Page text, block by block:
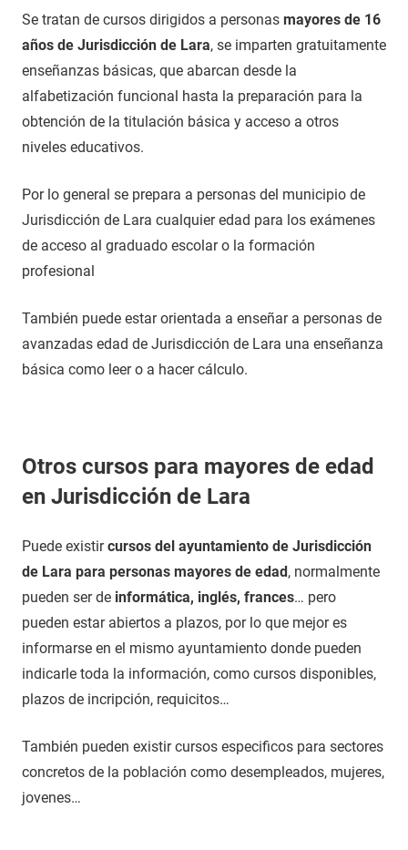
Se tratan de cursos dirigidos a personas mayores de 16
años de Jurisdicción de Lara, se imparten gratuitamente
enseñanzas básicas, que abarcan desde la
alfabetización funcional hasta la preparación para la
obtención de la titulación básica y acceso a otros
niveles educativos.
Por lo general se prepara a personas del municipio de
Jurisdicción de Lara cualquier edad para los exámenes
de acceso al graduado escolar o la formación
profesional
También puede estar orientada a enseñar a personas de
avanzadas edad de Jurisdicción de Lara una enseñanza
básica como leer o a hacer cálculo.
Otros cursos para mayores de edad
en Jurisdicción de Lara
Puede existircursos del ayuntamiento de Jurisdicción
de Lara para personas mayores de edad, normalmente
pueden ser de informática, inglés, frances… pero
pueden estar abiertos a plazos, por lo que mejor es
informarse en el mismo ayuntamiento donde pueden
indicarle toda la información, como cursos disponibles,
plazos de incripción, requicitos…
También pueden existir cursos especificos para sectores
concretos de la población como desempleados, mujeres,
jovenes…